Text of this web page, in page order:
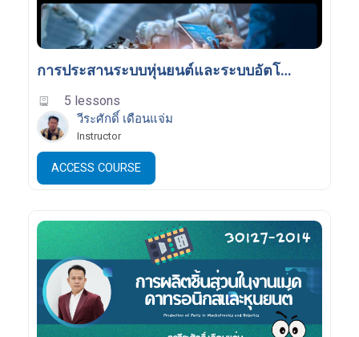
การประสานระบบหุ่นยนต์และระบบอัตโนมัติ
5 lessons
วีระศักดิ์ เดือนแจ่ม
Instructor
ACCESS COURSE